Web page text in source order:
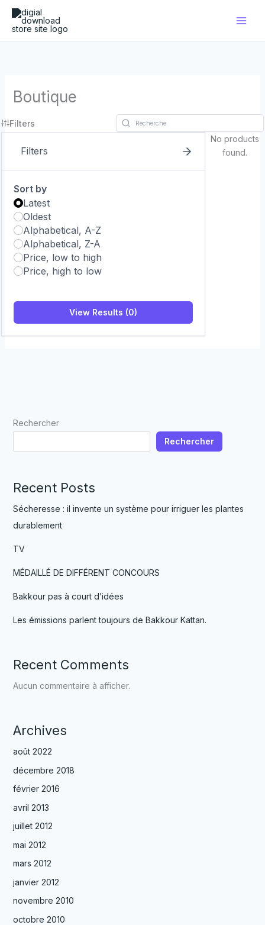
Aller
contenu
Boutique
Filters
Filters
Sort by
Latest
Oldest
Alphabetical, A-Z
Alphabetical, Z-A
Price, low to high
Price, high to low
View Results (0)
No products
found.
Rechercher
Rechercher
Recent Posts
Sécheresse : il invente un système pour irriguer les plantes
durablement
TV
MÉDAILLÉ DE DIFFÉRENT CONCOURS
Bakkour pas à court d’idées
Les émissions parlent toujours de Bakkour Kattan.
Recent Comments
Aucun commentaire à afficher.
Archives
août 2022
décembre 2018
février 2016
avril 2013
juillet 2012
mai 2012
mars 2012
janvier 2012
novembre 2010
octobre 2010